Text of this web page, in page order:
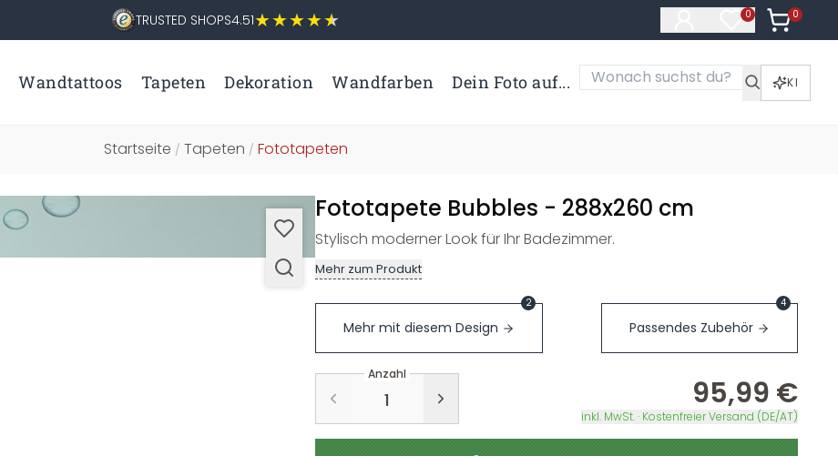
TRUSTED SHOPS4.51 0
Artikel im
0
Artikel
Wandtattoos Tapeten Dekoration Wandfarben Dein Foto auf... KI
Startseite / Tapeten / Fototapeten
Fototapete Bubbles - 288x260 cm
Stylisch moderner Look für Ihr Badezimmer.
Mehr zum Produkt
Mehr mit diesem Design
2
Passendes Zubehör
4
Anzahl
95,99 €
inkl. MwSt. · Kostenfreier Versand (DE/AT)